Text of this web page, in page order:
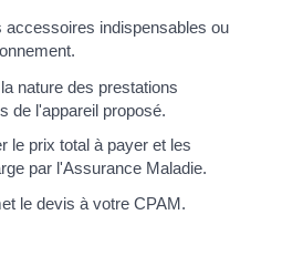
accessoires indispensables ou
nature des prestations
de l'appareil proposé.
le prix total à payer et les
par l'Assurance Maladie.
le devis à votre CPAM.